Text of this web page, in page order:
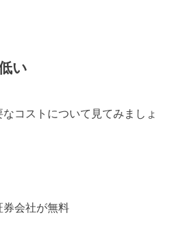
い
コストについて見てみましょ
会社が無料